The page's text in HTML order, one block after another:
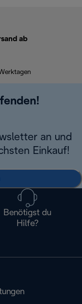
ab
an und
Einkauf!
Benötigst du
Hilfe?